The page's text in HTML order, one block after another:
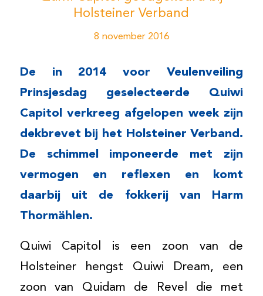
Holsteiner Verband
8 november 2016
De in 2014 voor Veulenveiling
Prinsjesdag geselecteerde Quiwi
Capitol verkreeg afgelopen week zijn
dekbrevet bij het Holsteiner Verband.
De schimmel imponeerde met zijn
vermogen en reflexen en komt
daarbij uit de fokkerij van Harm
Thormählen.
Quiwi Capitol is een zoon van de
Holsteiner hengst Quiwi Dream, een
zoon van Quidam de Revel die met